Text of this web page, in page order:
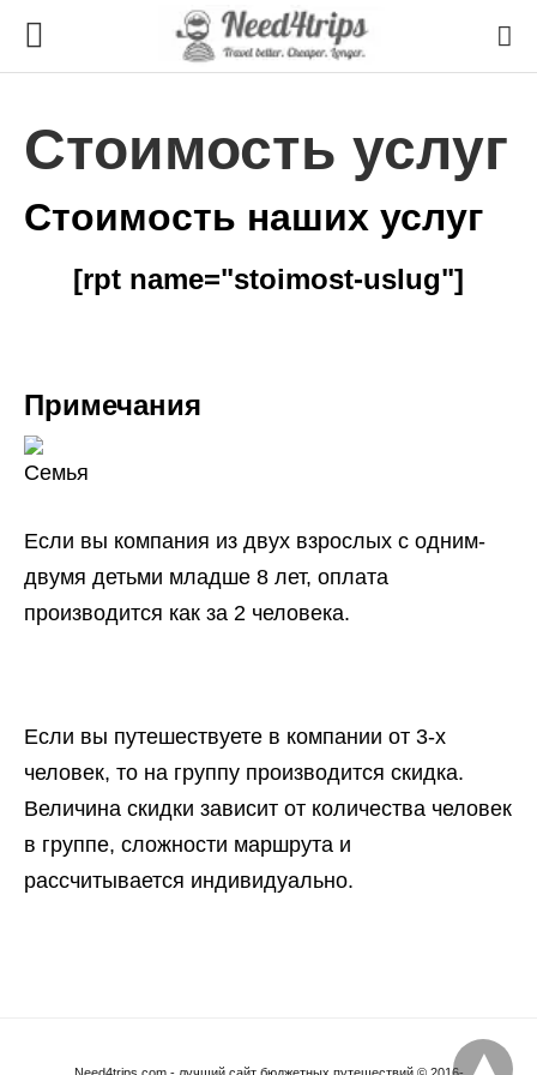
Стоимость услуг
Стоимость наших услуг
[rpt name="stoimost-uslug"]
Примечания
Если вы компания из двух взрослых с одним-
двумя детьми младше 8 лет, оплата
производится как за 2 человека.
Если вы путешествуете в компании от 3-х
человек, то на группу производится скидка.
Величина скидки зависит от количества человек
в группе, сложности маршрута и
рассчитывается индивидуально.